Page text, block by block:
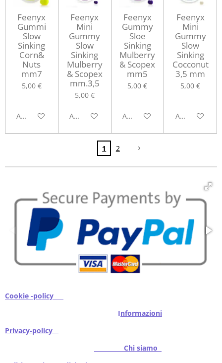
Feenyx
Gummi
Slow
Sinking
Corn&
Nuts
mm7
5,00 €
Avvisami quando disponibile
Feenyx
Mini
Gummy
Slow
Sinking
Mulberry
& Scopex
mm.3,5
5,00 €
Aggiungi al carrello
Feenyx
Gummy
Sloe
Sinking
Mulberry
& Scopex
mm5
5,00 €
Aggiungi al carrello
Feenyx
Mini
Gummy
Slow
Sinking
Cocconut
3,5 mm
5,00 €
Aggiungi al
1 2
Cookie -policy
Informazioni
Privacy-policy
Chi siamo